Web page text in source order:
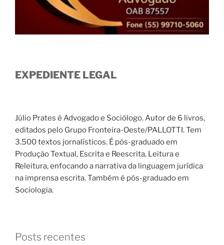
EXPEDIENTE LEGAL
Júlio Prates é Advogado e Sociólogo. Autor de 6 livros,
editados pelo Grupo Fronteira-Oeste/PALLOTTI. Tem
3.500 textos jornalísticos. É pós-graduado em
Produção Textual, Escrita e Reescrita, Leitura e
Releitura, enfocando a narrativa da linguagem jurídica
na imprensa escrita. Também é pós-graduado em
Sociologia.
Posts recentes